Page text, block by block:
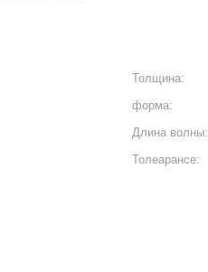
Толщина:
форма:
Длина волны:
Толеарансе: